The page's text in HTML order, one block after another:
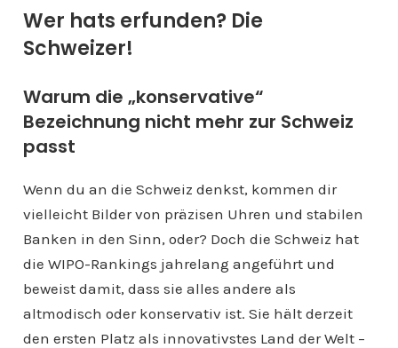
Wer hats erfunden? Die
Schweizer!
Warum die „konservative“
Bezeichnung nicht mehr zur Schweiz
passt
Wenn du an die Schweiz denkst, kommen dir
vielleicht Bilder von präzisen Uhren und stabilen
Banken in den Sinn, oder? Doch die Schweiz hat
die WIPO-Rankings jahrelang angeführt und
beweist damit, dass sie alles andere als
altmodisch oder konservativ ist. Sie hält derzeit
den ersten Platz als innovativstes Land der Welt –